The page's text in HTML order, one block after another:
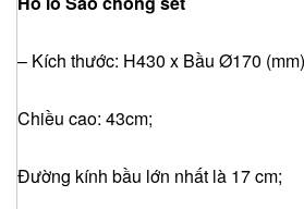
– Kích thước: H430 x Bầu Ø170 (mm)
Chiều cao: 43cm;
Đường kính bầu lớn nhất là 17 cm;